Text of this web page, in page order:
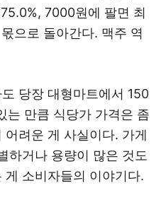
7000원에 팔면 최
으로 돌아간다. 맥주 역
당장 대형마트에서 150
는 만큼 식당가 가격은 좀
려운 게 사실이다. 가게
하거나 용량이 많은 것도
소비자들의 이야기다.